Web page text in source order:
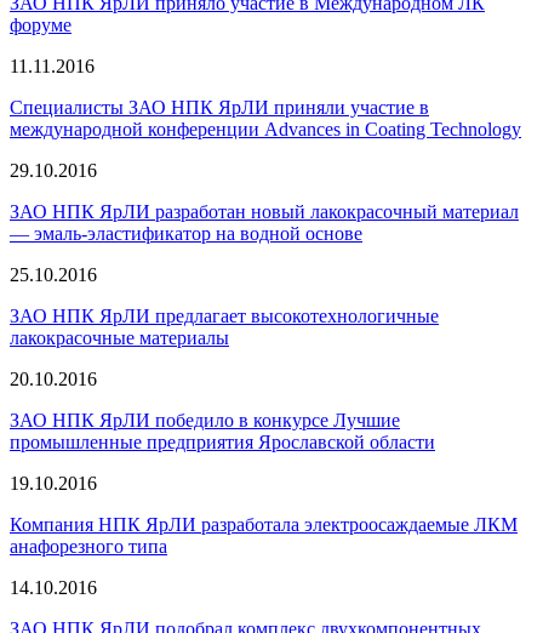
форуме
11.11.2016
Специалисты ЗАО НПК ЯрЛИ приняли участие в
международной конференции Advances in Coating Technology
29.10.2016
ЗАО НПК ЯрЛИ разработан новый лакокрасочный материал
— эмаль-эластификатор на водной основе
25.10.2016
ЗАО НПК ЯрЛИ предлагает высокотехнологичные
лакокрасочные материалы
20.10.2016
ЗАО НПК ЯрЛИ победило в конкурсе Лучшие
промышленные предприятия Ярославской области
19.10.2016
Компания НПК ЯрЛИ разработала электроосаждаемые ЛКМ
анафорезного типа
14.10.2016
ЗАО НПК ЯрЛИ подобрал комплекс двухкомпонентных